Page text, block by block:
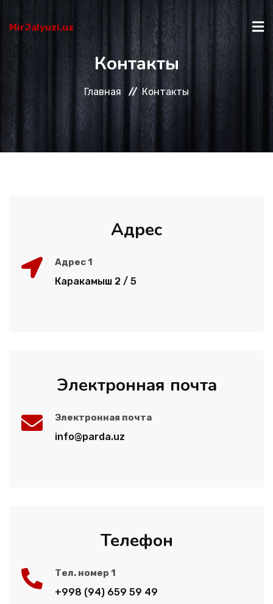
MirJalyuzi.uz
О НАС
ЯЗЫКИ
Контакты
Главная Контакты
Адрес
Адрес 1
Каракамыш 2 / 5
Электронная почта
Электронная почта
info@parda.uz
Телефон
Тел. номер 1
+998 (94) 659 59 49